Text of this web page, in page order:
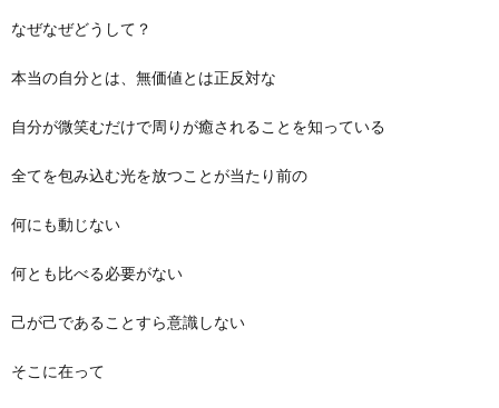
なぜなぜどうして？
本当の自分とは、無価値とは正反対な
自分が微笑むだけで周りが癒されることを知っている
全てを包み込む光を放つことが当たり前の
何にも動じない
何とも比べる必要がない
己が己であることすら意識しない
そこに在って